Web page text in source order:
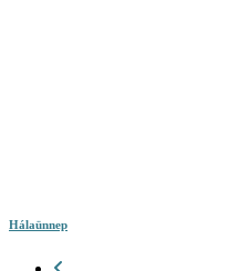
Hálaünnep